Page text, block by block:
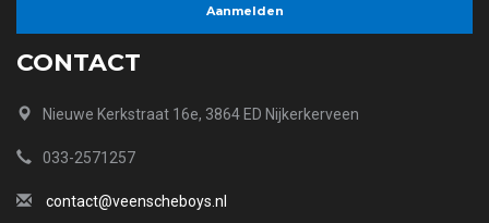
CONTACT
Nieuwe Kerkstraat 16e, 3864 ED Nijkerkerveen
033-2571257
contact@veenscheboys.nl